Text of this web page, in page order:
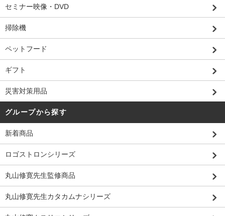
セミナー映像・DVD
掃除機
ペットフード
ギフト
災害対策用品
グループから探す
新着商品
ロゴストロンシリーズ
丸山修寛先生監修商品
丸山修寛先生カタカムナシリーズ